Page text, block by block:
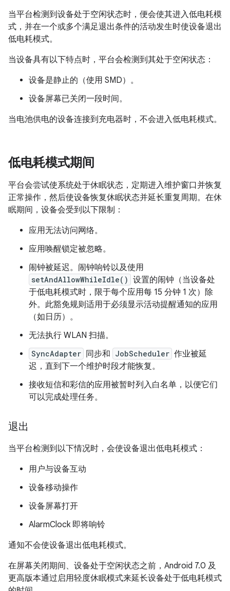
当平台检测到设备处于空闲状态时，便会使其进入低电耗模
式，并在一个或多个满足退出条件的活动发生时使设备退出
低电耗模式。
当设备具有以下特点时，平台会检测到其处于空闲状态：
设备是静止的（使用 SMD）。
设备屏幕已关闭一段时间。
当电池供电的设备连接到充电器时，不会进入低电耗模式。
低电耗模式期间
平台会尝试使系统处于休眠状态，定期进入维护窗口并恢复
正常操作，然后使设备恢复休眠状态并延长重复周期。在休
眠期间，设备会受到以下限制：
应用无法访问网络。
应用唤醒锁定被忽略。
闹钟被延迟。闹钟响铃以及使用
setAndAllowWhileIdle() 设置的闹钟（当设备处
于低电耗模式时，限于每个应用每 15 分钟 1 次）除
外。此豁免规则适用于必须显示活动提醒通知的应用
（如日历）。
无法执行 WLAN 扫描。
SyncAdapter 同步和 JobScheduler 作业被延
迟，直到下一个维护时段才能恢复。
接收短信和彩信的应用被暂时列入白名单，以便它们
可以完成处理任务。
退出
当平台检测到以下情况时，会使设备退出低电耗模式：
用户与设备互动
设备移动操作
设备屏幕打开
AlarmClock 即将响铃
通知不会使设备退出低电耗模式。
在屏幕关闭期间、设备处于空闲状态之前，Android 7.0 及
更高版本通过启用轻度休眠模式来延长设备处于低电耗模式